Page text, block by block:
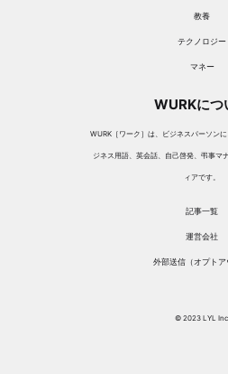
教養
テクノロジー
マネー
WURKにつ
WURK［ワーク］は、ビジネスパーソン
ジネス用語、英会話、自己啓発、弔事マ
ィアです。
記事一覧
運営会社
外部送信（オプトア
© 2023 LYL